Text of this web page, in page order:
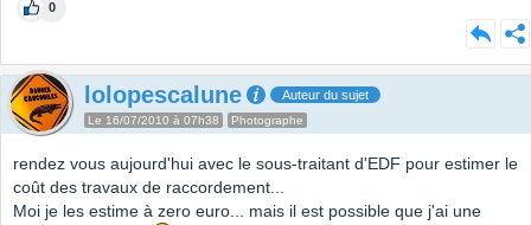
0
lolopescalune Auteur du sujet
Le 16/07/2010 à 07h38 Photographe
rendez vous aujourd'hui avec le sous-traitant d'EDF pour estimer le
coût des travaux de raccordement...
Moi je les estime à zero euro... mais il est possible que j'ai une